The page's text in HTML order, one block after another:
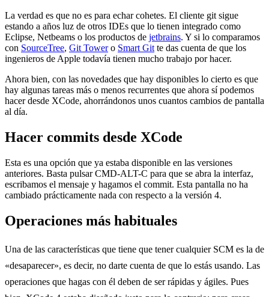
La verdad es que no es para echar cohetes. El cliente git sigue
estando a años luz de otros IDEs que lo tienen integrado como
Eclipse, Netbeams o los productos de jetbrains. Y si lo comparamos
con SourceTree, Git Towero Smart Git te das cuenta de que los
ingenieros de Apple todavía tienen mucho trabajo por hacer.
Ahora bien, con las novedades que hay disponibles lo cierto es que
hay algunas tareas más o menos recurrentes que ahora sí podemos
hacer desde XCode, ahorrándonos unos cuantos cambios de pantalla
al día.
Hacer commits desde XCode
Esta es una opción que ya estaba disponible en las versiones
anteriores. Basta pulsar CMD-ALT-C para que se abra la interfaz,
escribamos el mensaje y hagamos el commit. Esta pantalla no ha
cambiado prácticamente nada con respecto a la versión 4.
Operaciones más habituales
Una de las características que tiene que tener cualquier SCM es la de
«desaparecer», es decir, no darte cuenta de que lo estás usando. Las
operaciones que hagas con él deben de ser rápidas y ágiles. Pues